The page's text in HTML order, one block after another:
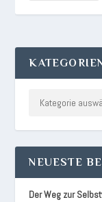
KATEGORIEN
NEUESTE
Der Weg zur